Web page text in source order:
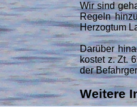
Wir sind
Regeln
Herzogtum
Darüber
kostet z. Zt.
der
Weitere